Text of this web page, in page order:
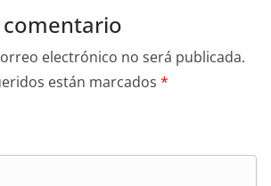
electrónico no será publicada.
están marcados *